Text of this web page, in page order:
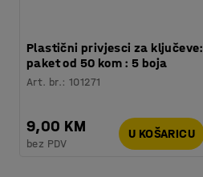
Plastični privjesci za ključeve:
paket od 50 kom : 5 boja
Art. br.:101271
9,00 KM
bez PDV
U KOŠARICU